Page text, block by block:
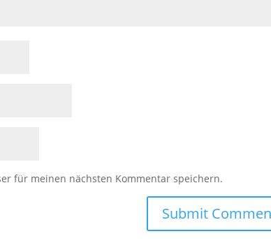
für meinen nächsten Kommentar speichern.